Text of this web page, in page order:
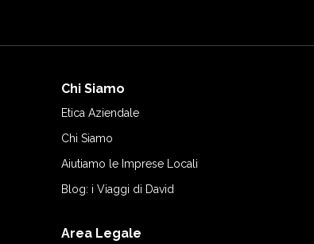
Chi Siamo
Etica Aziendale
Chi Siamo
Aiutiamo le Imprese Locali
Blog: i Viaggi di David
Area Legale